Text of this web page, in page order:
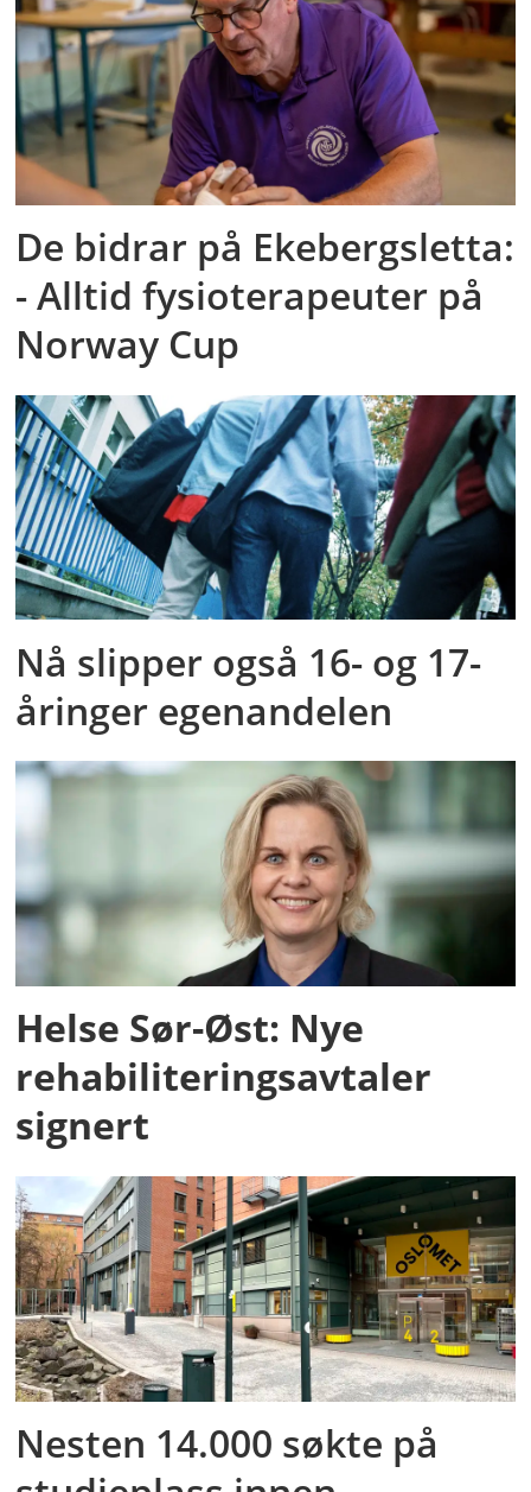
De bidrar på Ekebergsletta:
- Alltid fysioterapeuter på
Norway Cup
Nå slipper også 16- og 17-
åringer egenandelen
Helse Sør-Øst: Nye
rehabiliteringsavtaler
signert
Nesten 14.000 søkte på